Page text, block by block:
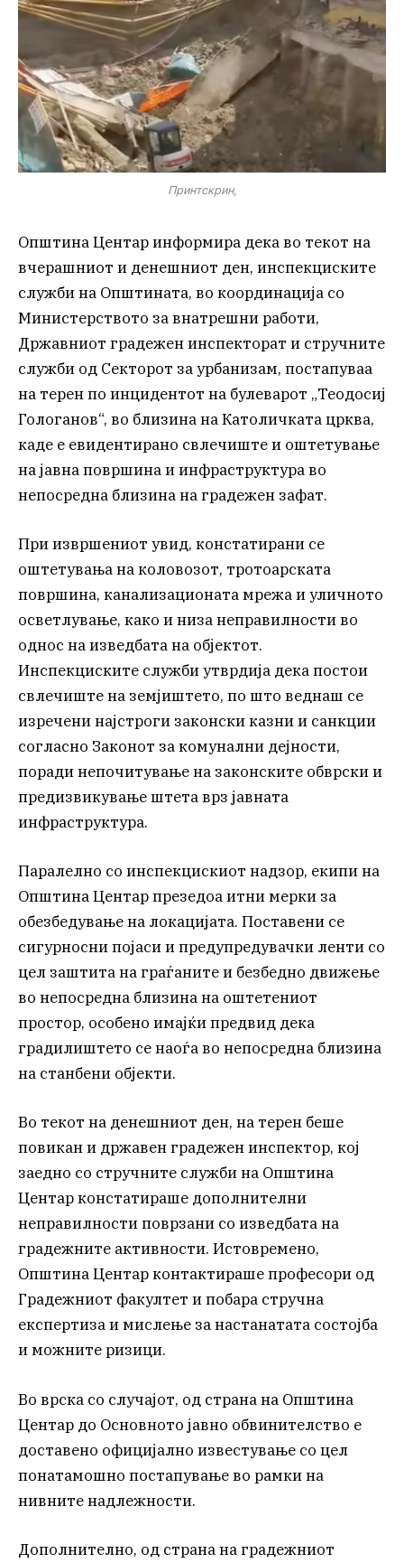
Принтскрин,
Општина Центар информира дека во текот на
вчерашниот и денешниот ден, инспекциските
служби на Општината, во координација со
Министерството за внатрешни работи,
Државниот градежен инспекторат и стручните
служби од Секторот за урбанизам, постапуваа
на терен по инцидентот на булеварот „Теодосиј
Гологанов“, во близина на Католичката црква,
каде е евидентирано свлечиште и оштетување
на јавна површина и инфраструктура во
непосредна близина на градежен зафат.
При извршениот увид, констатирани се
оштетувања на коловозот, тротоарската
површина, канализационата мрежа и уличното
осветлување, како и низа неправилности во
однос на изведбата на објектот.
Инспекциските служби утврдија дека постои
свлечиште на земјиштето, по што веднаш се
изречени најстроги законски казни и санкции
согласно Законот за комунални дејности,
поради непочитување на законските обврски и
предизвикување штета врз јавната
инфраструктура.
Паралелно со инспекцискиот надзор, екипи на
Општина Центар презедоа итни мерки за
обезбедување на локацијата. Поставени се
сигурносни појаси и предупредувачки ленти со
цел заштита на граѓаните и безбедно движење
во непосредна близина на оштетениот
простор, особено имајќи предвид дека
градилиштето се наоѓа во непосредна близина
на станбени објекти.
Во текот на денешниот ден, на терен беше
повикан и државен градежен инспектор, кој
заедно со стручните служби на Општина
Центар констатираше дополнителни
неправилности поврзани со изведбата на
градежните активности. Истовремено,
Општина Центар контактираше професори од
Градежниот факултет и побара стручна
експертиза и мислење за настанатата состојба
и можните ризици.
Во врска со случајот, од страна на Општина
Центар до Основното јавно обвинителство е
доставено официјално известување со цел
понатамошно постапување во рамки на
нивните надлежности.
Дополнително, од страна на градежниот